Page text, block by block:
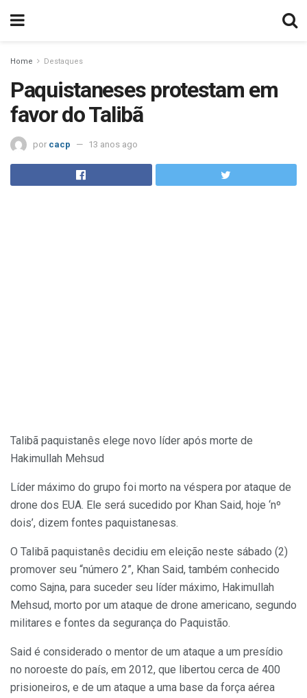
Home Destaques
Paquistaneses protestam em
favor do Talibã
por cacp 13 anos ago
Talibã paquistanês elege novo líder após morte de
Hakimullah Mehsud
Líder máximo do grupo foi morto na véspera por ataque de
drone dos EUA. Ele será sucedido por Khan Said, hoje ‘nº
dois’, dizem fontes paquistanesas.
O Talibã paquistanês decidiu em eleição neste sábado (2)
promover seu “número 2”, Khan Said, também conhecido
como Sajna, para suceder seu líder máximo, Hakimullah
Mehsud, morto por um ataque de drone americano, segundo
militares e fontes da segurança do Paquistão.
Said é considerado o mentor de um ataque a um presídio
no noroeste do país, em 2012, que libertou cerca de 400
prisioneiros, e de um ataque a uma base da força aérea